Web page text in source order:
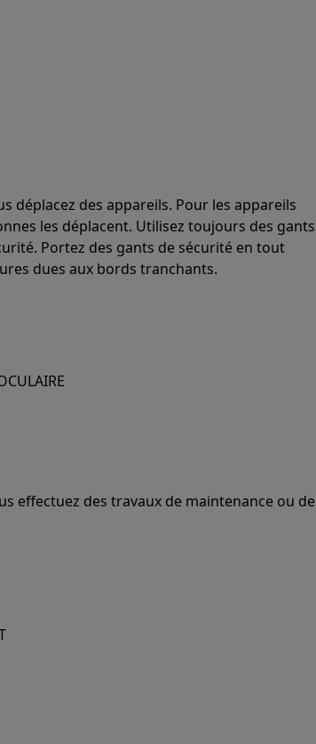
déplacez des appareils. Pour les appareils
les déplacent. Utilisez toujours des gants
Portez des gants de sécurité en tout
dues aux bords tranchants.
effectuez des travaux de maintenance ou de